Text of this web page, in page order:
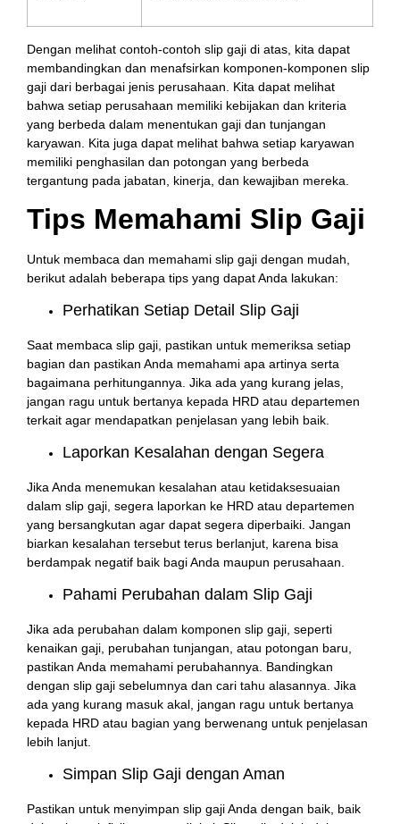
Dengan melihat contoh-contoh slip gaji di atas, kita dapat
membandingkan dan menafsirkan komponen-komponen slip
gaji dari berbagai jenis perusahaan. Kita dapat melihat
bahwa setiap perusahaan memiliki kebijakan dan kriteria
yang berbeda dalam menentukan gaji dan tunjangan
karyawan. Kita juga dapat melihat bahwa setiap karyawan
memiliki penghasilan dan potongan yang berbeda
tergantung pada jabatan, kinerja, dan kewajiban mereka.
Tips Memahami Slip Gaji
Untuk membaca dan memahami slip gaji dengan mudah,
berikut adalah beberapa tips yang dapat Anda lakukan:
Perhatikan Setiap Detail Slip Gaji
Saat membaca slip gaji, pastikan untuk memeriksa setiap
bagian dan pastikan Anda memahami apa artinya serta
bagaimana perhitungannya. Jika ada yang kurang jelas,
jangan ragu untuk bertanya kepada HRD atau departemen
terkait agar mendapatkan penjelasan yang lebih baik.
Laporkan Kesalahan dengan Segera
Jika Anda menemukan kesalahan atau ketidaksesuaian
dalam slip gaji, segera laporkan ke HRD atau departemen
yang bersangkutan agar dapat segera diperbaiki. Jangan
biarkan kesalahan tersebut terus berlanjut, karena bisa
berdampak negatif baik bagi Anda maupun perusahaan.
Pahami Perubahan dalam Slip Gaji
Jika ada perubahan dalam komponen slip gaji, seperti
kenaikan gaji, perubahan tunjangan, atau potongan baru,
pastikan Anda memahami perubahannya. Bandingkan
dengan slip gaji sebelumnya dan cari tahu alasannya. Jika
ada yang kurang masuk akal, jangan ragu untuk bertanya
kepada HRD atau bagian yang berwenang untuk penjelasan
lebih lanjut.
Simpan Slip Gaji dengan Aman
Pastikan untuk menyimpan slip gaji Anda dengan baik, baik